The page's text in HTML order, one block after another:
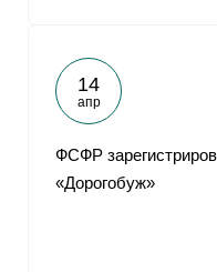
14
апр
ФСФР
«Дорогобуж»